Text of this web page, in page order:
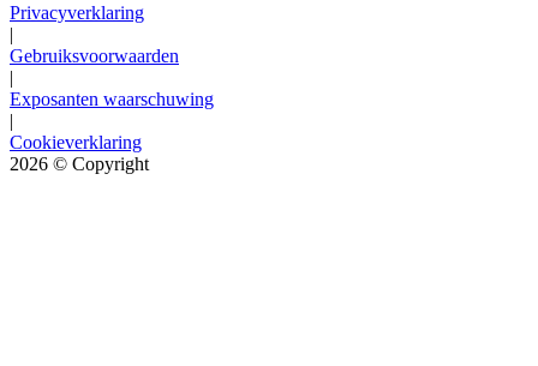
Privacyverklaring
|
Gebruiksvoorwaarden
|
Exposanten waarschuwing
|
Cookieverklaring
2026 © Copyright